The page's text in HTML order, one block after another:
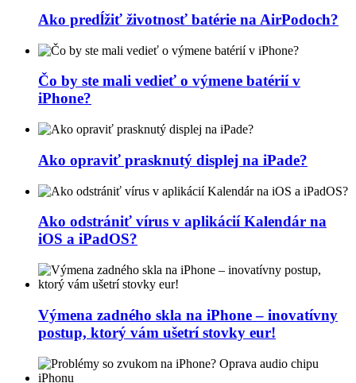
Ako predĺžiť životnosť batérie na AirPodoch?
Čo by ste mali vedieť o výmene batérií v
iPhone?
Ako opraviť prasknutý displej na iPade?
Ako odstrániť vírus v aplikácií Kalendár na
iOS a iPadOS?
Výmena zadného skla na iPhone – inovatívny
postup, ktorý vám ušetrí stovky eur!